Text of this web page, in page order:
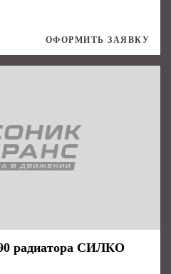
ОФОРМИТЬ ЗАЯВКУ
радиатора СИЛКО